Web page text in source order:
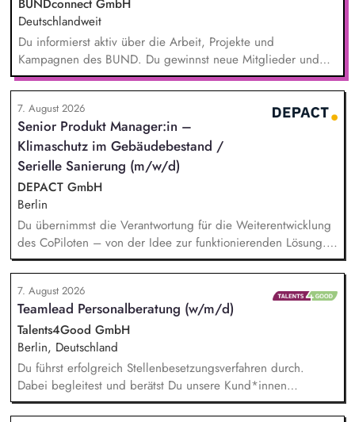
BUNDconnect GmbH
Deutschlandweit
Du informierst aktiv über die Arbeit, Projekte und
Kampagnen des BUND. Du gewinnst neue Mitglieder und
stärkst damit langfristig den Umwelt- und Naturschutz. Du
beantwortest Fragen zu Umwelt-, Arten- und Klimaschutz nach
bestem Wissen und Gewissen. Du unterstützt Kampagnen
und Aktionen, beispielsweise durch das Sammeln von
Unterschriften für Petitionen.
7. August 2026
Senior Produkt Manager:in –
Klimaschutz im Gebäudebestand /
Serielle Sanierung (m/w/d)
DEPACT GmbH
Berlin
Du übernimmst die Verantwortung für die Weiterentwicklung
des CoPiloten – von der Idee zur funktionierenden Lösung.
Im Zentrum stehen die Umsetzung und Implementierung: Du
verstehst die zugrunde liegenden Prozesse, optimierst sie,
und entwickelst daraus unser Produkt weiter, zusammen mit
unseren Partnern der Branche.
7. August 2026
Teamlead Personalberatung (w/m/d)
Talents4Good GmbH
Berlin, Deutschland
Du führst erfolgreich Stellenbesetzungsverfahren durch.
Dabei begleitest und berätst Du unsere Kund*innen
partnerschaftlich – vom Auftaktbriefing bis zur erfolgreichen